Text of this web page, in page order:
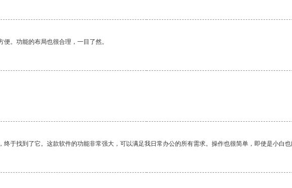
。功能的布局也很合理，一目了然。
于找到了它。这款软件的功能非常强大，可以满足我日常办公的所有需求。操作也很简单，即使是小白也